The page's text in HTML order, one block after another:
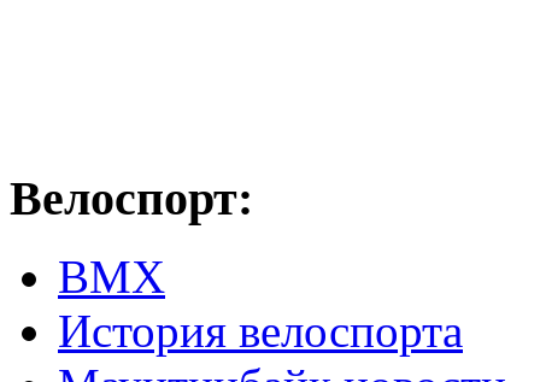
Велоспорт:
ВМХ
История велоспорта